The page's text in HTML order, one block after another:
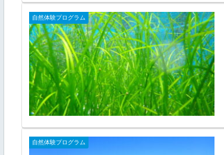
自然体験プログラム
自然体験プログラム